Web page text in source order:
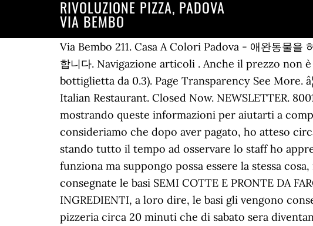
RIVOLUZIONE PIZZA, PADOVA
VIA BEMBO
Via Bembo 211. Casa A Colori Padova - 애완동물을 허용하는 Casa A Colori Padova 호스텔은 파도바의 조용한 지역에 위치하여 객실을 제공합니다. Navigazione articoli . Anche il prezzo non è proprio economico (una pizza doppia va dai 25 ai 30 euro, caretta anche l'acqua in bottiglietta da 0.3). Page Transparency See More. â¦ C.F. Via Chopin 6 (5,396.86 mi) Padua, Veneto, Italy 35132. Search. C.F. Open Now . Italian Restaurant. Closed Now. NEWSLETTER. 80010040287 (c) APPE Padova 2020. Trasparenza della Pagina Altro... Ti stiamo mostrando queste informazioni per aiutarti a comprendere meglio lo scopo di una Pagina. Chiuso ora. La pizza Ã¨ accettabile mah.... se consideriamo che dopo aver pagato, ho atteso circa 2ora prima di vedermi consegnare le pizze ordinate c'Ã¨ da chiedersi il perchÃ© Ã¨ stando tutto il tempo ad osservare lo staff ho appreso il loro sistema.Non so nella sede centrale di Questo Capione del mondo come funziona ma suppongo possa essere la stessa cosa, in pratica sti geni la pasta della pizza non l'hanno mai vista dato che gli vengono consegnate le basi SEMI COTTE E PRONTE DA FARCIRE E DA RIMETTERE IN FORNO ELETTRICO SOLO PER FAR AMALGAMARE GLI INGREDIENTI, a loro dire, le basi gli vengono consegnate da un laboratorio situato all'arcella (un quartiere di Padova che dista dalla pizzeria circa 20 minuti che di sabato sera diventano semplicemente 60 se ti va bene considerando il traffico peggiore della settimana) lo staff in questa transizione Ã¨ sembrato confuso e impacciato tanto da dirsi tra loro: Per stasera basta ordini.Incredibile di sabato sera alle 20.30 tiri i remi in barca? Il servizio purtroppo, pur essendo la sala non piena, risulta non all'altezza. Chiedi a Guido28Silvia18 in merito a Pizzeria Rivoluzione Pizza, Chiedi a giu-sch88 in merito a Pizzeria Rivoluzione Pizza, Nuovo punto vendita in via Bembo a Padova, Chiedi a fiomax32 in merito a Pizzeria Rivoluzione Pizza, Chiedi a alberton3 in merito a Pizzeria Rivoluzione Pizza, I migliori hotel con colazione inclusa a Padova, I migliori hotel con piscine interne a Padova, I migliori hotel con camere per fumatori a Padova, Hotel vicino alla Cappella degli Scrovegni, Hotel vicino alla Basilica di Sant’Antonio, Hotel vicino alla Orto Botanico di Padova, Hotel vicino alla MUSME - Museo di Storia della Medicina in Padova, Hotel vicino alla stazione di Padova Campo Marte, Hotel vicino alla stazione di Padova Interporto, Hotel vicino alla stazione di Terme Euganee-Abano-Montegrotto, Hotel vicino alla stazione di Battaglia Terme, Hotel vicino alla stazione di Ponte di Brenta, Hotel vicino alla stazione di Camponogara - Campagna Lupia, Ristoranti vicino a Pizzeria Rivoluzione Pizza, Ristoranti di cucina senza glutine a Padova, Ristoranti aperti fino a tarda notte a Padova, Ristoranti con servizio di cibo da asporto a Padova, Ristoranti con tavoli all'esterno a Padova, Ristoranti per occasioni speciali a Padova. Anche il prezzo non Ã¨ proprio economico (una pizza doppia va dai 25 ai 30 euro, caretta anche l'acqua in bottiglietta da 0.3). Pizzeria Rivoluzione Pizza, Padua: See 152 unbiased reviews of Pizzeria Rivoluzione Pizza, rated 4 of 5 on Tripadvisor and ranked #260 of 968 restaurants in Padua. Cerca. Nuovo punto vendita in via Bembo a Padova, Chiedi a fiomax32 in merito a Pizzeria Rivoluzione Pizza. Rivoluzione Pizza - Padova Rivoluzione Pizza Padova Via chopin 6, 35132, Padova, Italia. Via Pietro Bembo 211. Via Savelli 28 – 35129 Padova. Pizza Place. VIA CHOPIN, 6 35132 PADOVA +39 347 691 5583. PIZZA DESIGN CORSI CONSULENZE LOCALI AWARD PROFILO LABORATORIO. Rivoluzione Pizza Bembo, al civico 64 dellâomonima via a Padova è tale di nome e di fatto. Rivoluzione Pizza, Padova: su Tripadvisor